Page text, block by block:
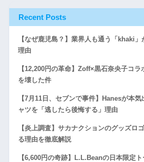
Recent Posts
【なぜ鹿児島？】業界人も通う「khaki
理由
【12,200円の革命】Zoff×黒石奈央子コラ
を壊した件
【7月11日、セブンで事件】Hanesが本
ャツを「逃したら後悔する」理由
【炎上調査】サカナクションのグッズロ
る理由を徹底解説
【6,600円の奇跡】L.L.Beanの日本限定